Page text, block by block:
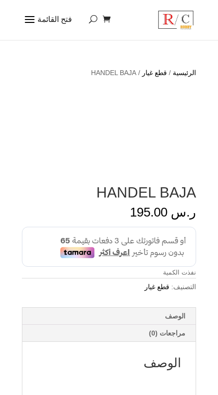
الرئيسية / قطع غيار / HANDEL BAJA
HANDEL BAJA
ر.س
نفذت الكمية
التصنيف: قطع غيار
الوصف
مراجعات (0)
الوصف